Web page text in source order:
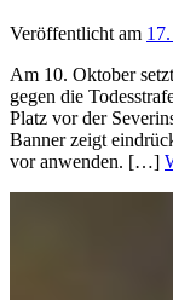
Veröffentlicht am
Am 10. Oktober
gegen die
Platz vor der
Banner zeigt
vor anwenden. […]